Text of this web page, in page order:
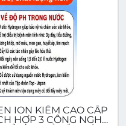
ION KIỀM CAO CẤP
HỢP 3 CÔNG NGHỆ